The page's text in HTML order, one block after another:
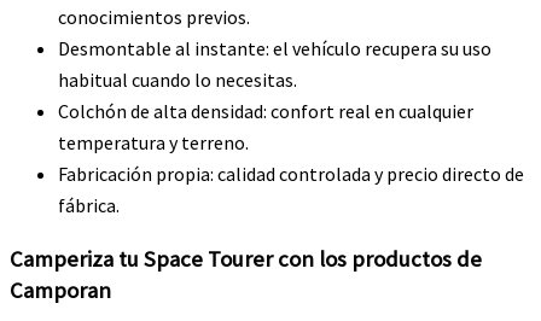
conocimientos previos.
Desmontable al instante: el vehículo recupera su uso
habitual cuando lo necesitas.
Colchón de alta densidad: confort real en cualquier
temperatura y terreno.
Fabricación propia: calidad controlada y precio directo de
fábrica.
Camperiza tu Space Tourer con los productos de
Camporan